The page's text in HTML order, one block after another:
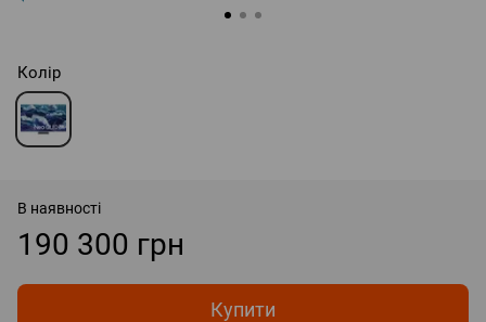
Колір
В наявності
190 300 грн
Купити